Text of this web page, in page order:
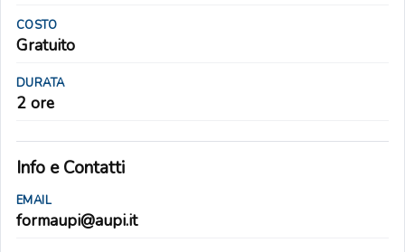
COSTO
Gratuito
DURATA
2 ore
Info e Contatti
EMAIL
formaupi@aupi.it